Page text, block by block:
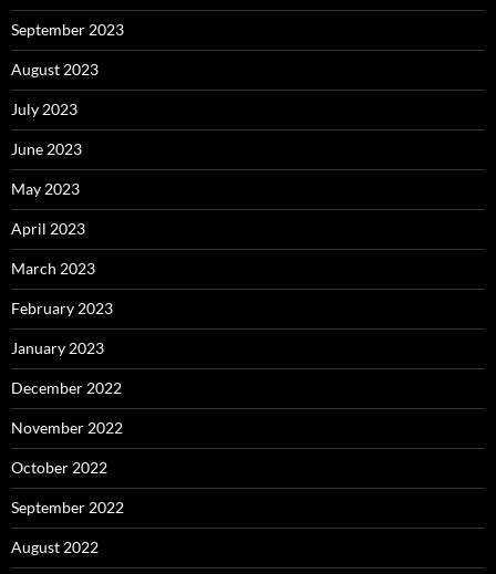
September 2023
August 2023
July 2023
June 2023
May 2023
April 2023
March 2023
February 2023
January 2023
December 2022
November 2022
October 2022
September 2022
August 2022